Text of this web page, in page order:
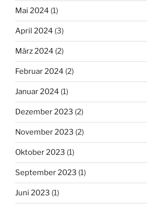
Mai 2024 (1)
April 2024 (3)
März 2024 (2)
Februar 2024 (2)
Januar 2024 (1)
Dezember 2023 (2)
November 2023 (2)
Oktober 2023 (1)
September 2023 (1)
Juni 2023 (1)